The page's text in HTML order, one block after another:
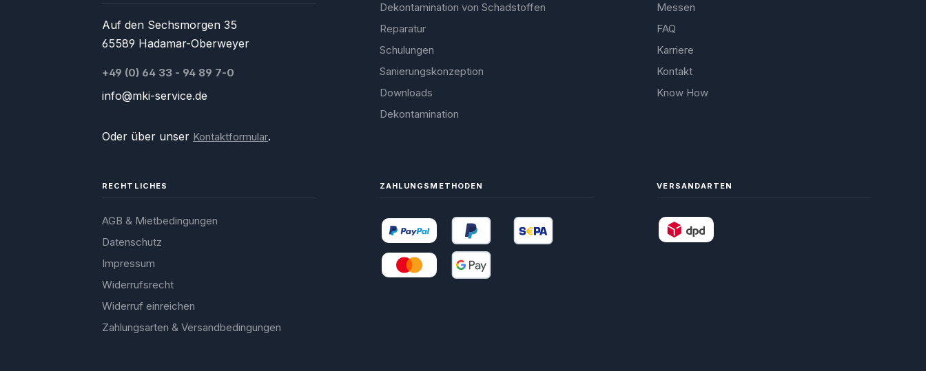
Auf den Sechsmorgen 35
65589 Hadamar-Oberweyer
+49 (0) 64 33 - 94 89 7-0
info@mki-service.de
Oder über unser Kontaktformular.
Dekontamination von Schadstoffen
Reparatur
Schulungen
Sanierungskonzeption
Downloads
Dekontamination
Messen
FAQ
Karriere
Kontakt
Know How
RECHTLICHES
AGB & Mietbedingungen
Datenschutz
Impressum
Widerrufsrecht
Widerruf einreichen
Zahlungsarten & Versandbedingungen
ZAHLUNGSMETHODEN VERSANDARTEN